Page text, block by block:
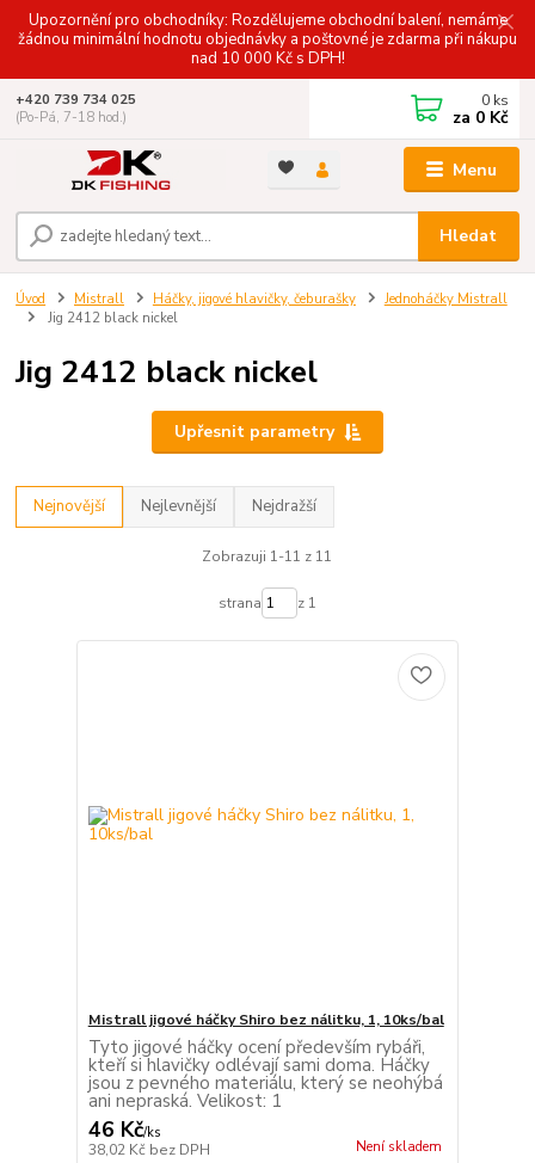
Upozornění pro obchodníky: Rozdělujeme obchodní balení, nemáme
žádnou minimální hodnotu objednávky a poštovné je zdarma při nákupu
nad 10 000 Kč s DPH!
Menu
Hledat
+420 739 734 025
(Po-Pá, 7-18 hod.)
0 ks
za 0 Kč
Úvod Mistrall Háčky, jigové hlavičky, čeburašky
Jednoháčky Mistrall
Jig 2412 black nickel
Jig 2412 black nickel
Upřesnit parametry
Nejnovější Nejlevnější Nejdražší
Zobrazuji 1-11 z 11
strana z 1
Mistrall jigové háčky Shiro bez nálitku, 1, 10ks/bal
Tyto jigové háčky ocení především rybáři,
kteří si hlavičky odlévají sami doma. Háčky
jsou z pevného materiálu, který se neohýbá
ani nepraská. Velikost: 1
46 Kč/ks
38,02 Kč bez DPH Není skladem